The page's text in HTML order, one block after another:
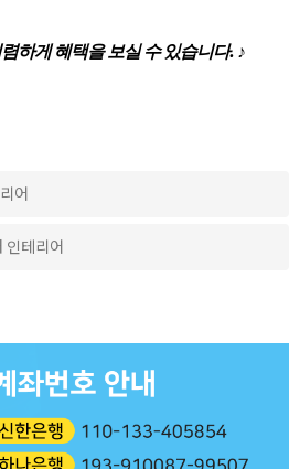
하게 혜택을 보실 수 있습니다. ♪
어
인테리어